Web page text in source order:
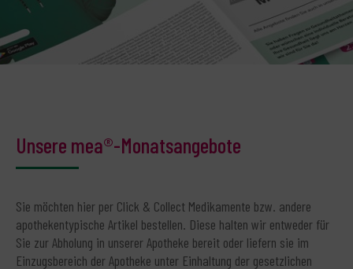
Unsere mea®-Monatsangebote
Sie möchten hier per Click & Collect Medikamente bzw. andere
apothekentypische Artikel bestellen. Diese halten wir entweder für
Sie zur Abholung in unserer Apotheke bereit oder liefern sie im
Einzugsbereich der Apotheke unter Einhaltung der gesetzlichen